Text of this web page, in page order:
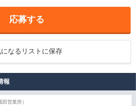
応募する
なるリストに保存
報
田営業所）